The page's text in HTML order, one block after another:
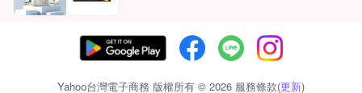
Yahoo台灣電子商務 版權所有 © 2026 服務條款(更新)